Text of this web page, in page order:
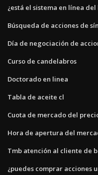
¿está el sistema en línea
Búsqueda de acciones de
Día de negociación de
Curso de candelabros
Doctorado en linea
Tabla de aceite cl
Cuota de mercado del
Hora de apertura del
Tmb atención al cliente de
¿puedes comprar acciones